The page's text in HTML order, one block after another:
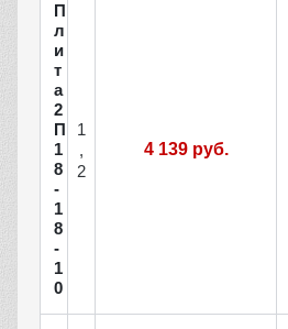
П
л
и
т
а
2
П
1
8
-
1
8
-
1
0
1
,
2
4 139 руб.